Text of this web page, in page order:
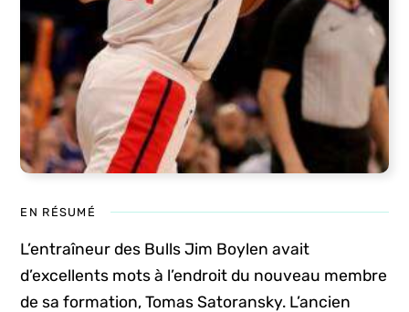
EN RÉSUMÉ
L’entraîneur des Bulls Jim Boylen avait
d’excellents mots à l’endroit du nouveau membre
de sa formation, Tomas Satoransky. L’ancien